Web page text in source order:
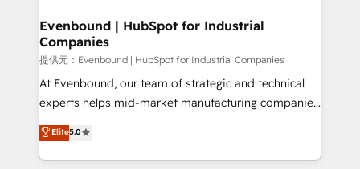
Agent Creation 🔄 Custom Integrations & Data
Migration Why 1406 We become part of your team.
Your team learns while we build. We fix what others
broke. Built for mid-market reality—practical
solutions that work with your actual headcount and
HubSpot partners 🔄 Top 5% globally in client
retention 📅 8+ years of consistent results since 2017
Evenbound | HubSpot for Industrial
Companies
提供元：Evenbound | HubSpot for Industrial Companies
At Evenbound, our team of strategic and technical
experts helps mid-market manufacturing companies
achieve real growth. We specialize in delivering
tailored solutions that drive results by leveraging
HubSpot’s platform and data to fuel success.
Elite5.0